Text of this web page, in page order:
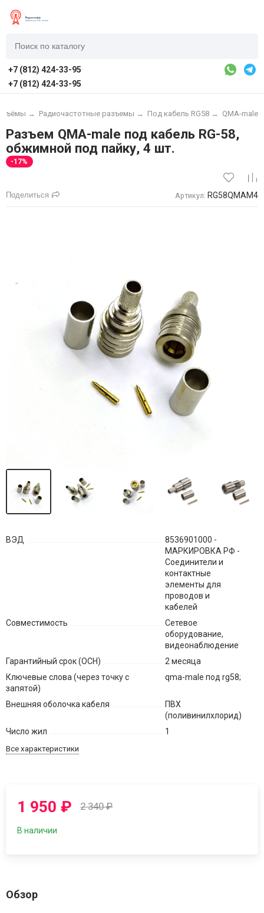
+7 (812) 424-33-95
+7 (812) 424-33-95
→ Радиочастотные разъемы → Под кабель RG58 → QMA-male
Разъем QMA-male под кабель RG-58,
обжимной под пайку, 4 шт.
-17%
Поделиться Артикул: RG58QMAM4
ВЭД
8536901000 -
МАРКИРОВКА РФ -
Соединители и
контактные
элементы для
проводов и
кабелей
Совместимость
Сетевое
оборудование,
видеонаблюдение
Гарантийный срок (ОСН)
2 месяца
Ключевые слова (через точку с
запятой)
qma-male под rg58;
Внешняя оболочка кабеля
ПВХ
(поливинилхлорид)
Число жил
1
Все характеристики
1 950₽ 2 340₽
В наличии
Обзор